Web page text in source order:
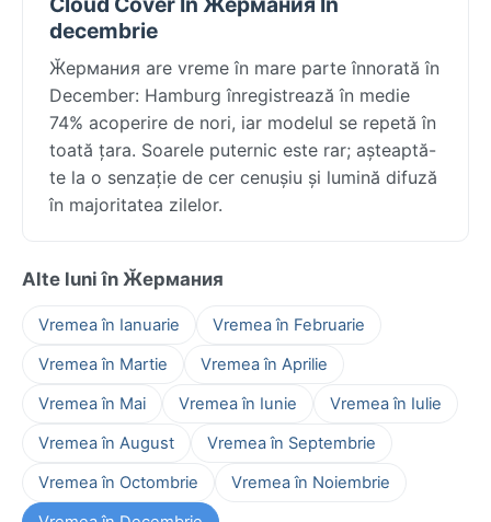
decembrie
Ӂермания are vreme în mare parte înnorată în
December: Hamburg înregistrează în medie
74% acoperire de nori, iar modelul se repetă în
toată țara. Soarele puternic este rar; așteaptă-
te la o senzație de cer cenușiu și lumină difuză
în majoritatea zilelor.
Alte luni în Ӂермания
Vremea în Ianuarie
Vremea în Februarie
Vremea în Martie
Vremea în Aprilie
Vremea în Mai
Vremea în Iunie
Vremea în Iulie
Vremea în August
Vremea în Septembrie
Vremea în Octombrie
Vremea în Noiembrie